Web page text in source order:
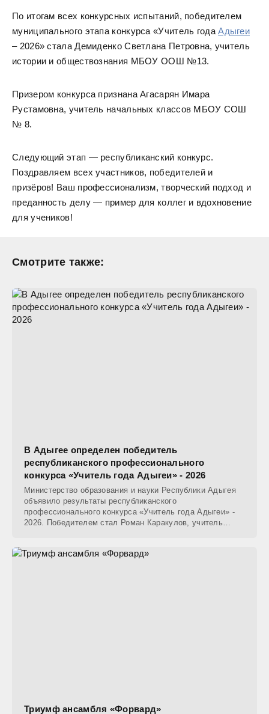
По итогам всех конкурсных испытаний, победителем
муниципального этапа конкурса «Учитель годаАдыгеи
– 2026» стала Демиденко Светлана Петровна, учитель
истории и обществознания МБОУ ООШ №13.
Призером конкурса признана Агасарян Имара
Рустамовна, учитель начальных классов МБОУ СОШ
№ 8.
Следующий этап — республиканский конкурс.
Поздравляем всех участников, победителей и
призёров! Ваш профессионализм, творческий подход и
преданность делу — пример для коллег и вдохновение
для учеников!
Смотрите также:
В Адыгее определен победитель
республиканского профессионального
конкурса «Учитель года Адыгеи» - 2026
Министерство образования и науки Республики Адыгея
объявило результаты республиканского
профессионального конкурса «Учитель года Адыгеи» -
2026. Победителем стал Роман Каракулов, учитель
Триумф ансамбля «Форвард»